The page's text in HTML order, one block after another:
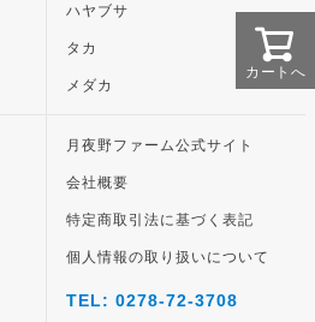
カートへ
ハヤブサ
タカ
メダカ
月夜野ファーム公式サイト
会社概要
特定商取引法に基づく表記
個人情報の取り扱いについて
TEL: 0278-72-3708